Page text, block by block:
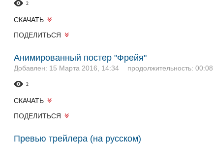
2
СКАЧАТЬ
ПОДЕЛИТЬСЯ
Анимированный постер "Фрейя"
Добавлен: 15 Марта 2016, 14:34 продолжительность: 00:08
2
СКАЧАТЬ
ПОДЕЛИТЬСЯ
Превью трейлера (на русском)